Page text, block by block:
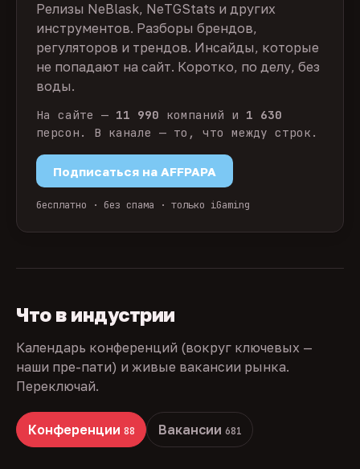
Релизы NeBlask, NeTGStats и других
инструментов. Разборы брендов,
регуляторов и трендов. Инсайды, которые
не попадают на сайт. Коротко, по делу, без
воды.
На сайте — 11 990 компаний и 1 630
персон. В канале — то, что между строк.
Подписаться на AFFPAPA
бесплатно · без спама · только iGaming
Что в индустрии
Календарь конференций (вокруг ключевых —
наши пре-пати) и живые вакансии рынка.
Переключай.
Конференции 88 Вакансии 681